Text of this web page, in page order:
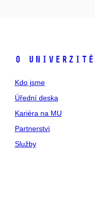
O univerzitě
Kdo jsme
Úřední deska
Kariéra na MU
Partnerství
Služby